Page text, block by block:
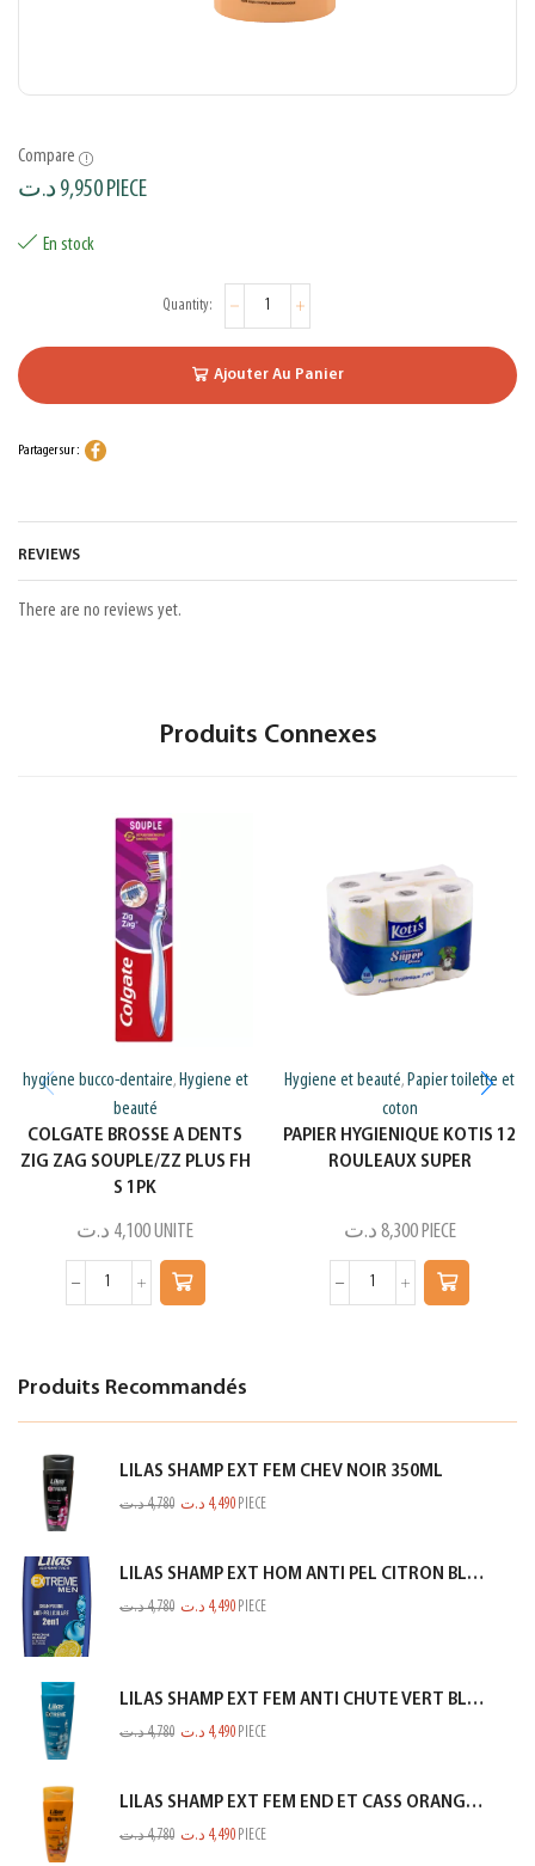
Compare
9,950د.ت PIECE
En stock
Ajouter Au Panier
Partager sur :
REVIEWS
There are no reviews yet.
Produits Connexes
hygiene bucco-dentaire, Hygiene et
beauté
COLGATE BROSSE A DENTS
ZIG ZAG SOUPLE/ZZ PLUS FH
S 1PK
4,100 د.ت UNITE
Hygiene et beauté, Papier toilette et
coton
PAPIER HYGIENIQUE KOTIS 12
ROULEAUX SUPER
8,300 د.ت PIECE
Produits Recommandés
LILAS SHAMP EXT FEM CHEV NOIR 350ML
4,780د.ت 4,490 د.ت PIECE
LILAS SHAMP EXT HOM ANTI PEL CITRON BLEU 350ML
4,780د.ت 4,490 د.ت PIECE
LILAS SHAMP EXT FEM ANTI CHUTE VERT BLEUTE 350ML
4,780د.ت 4,490 د.ت PIECE
LILAS SHAMP EXT FEM END ET CASS ORANGE 350ML
4,780د.ت 4,490 د.ت PIECE